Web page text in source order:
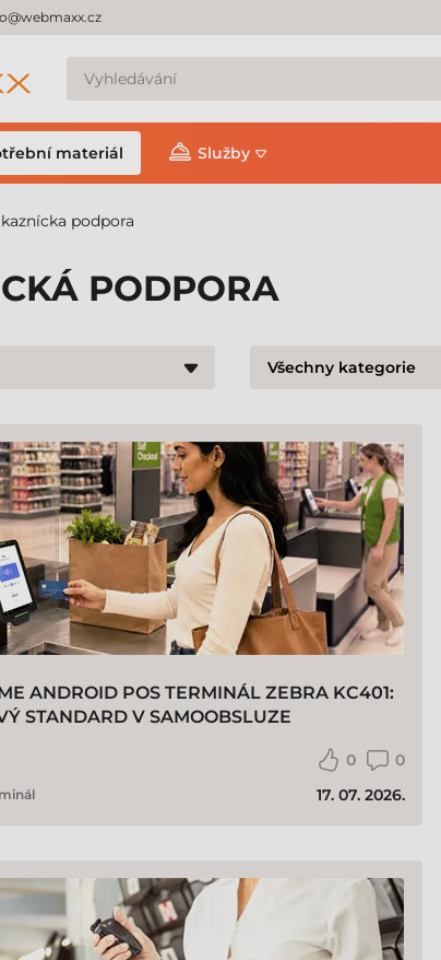
materiál Služby
podpora
PODPORA
ANDROID POS TERMINÁL ZEBRA KC401:
STANDARD V SAMOOBSLUZE
0 0
17. 07. 2026.